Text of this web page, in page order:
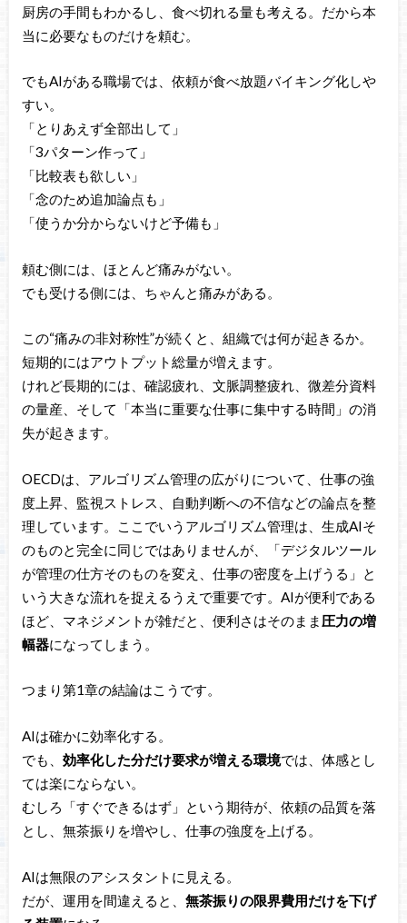
厨房の手間もわかるし、食べ切れる量も考える。だから本
当に必要なものだけを頼む。
でもAIがある職場では、依頼が食べ放題バイキング化しや
すい。
「とりあえず全部出して」
「3パターン作って」
「比較表も欲しい」
「念のため追加論点も」
「使うか分からないけど予備も」
頼む側には、ほとんど痛みがない。
でも受ける側には、ちゃんと痛みがある。
この“痛みの非対称性”が続くと、組織では何が起きるか。
短期的にはアウトプット総量が増えます。
けれど長期的には、確認疲れ、文脈調整疲れ、微差分資料
の量産、そして「本当に重要な仕事に集中する時間」の消
失が起きます。
OECDは、アルゴリズム管理の広がりについて、仕事の強
度上昇、監視ストレス、自動判断への不信などの論点を整
理しています。ここでいうアルゴリズム管理は、生成AIそ
のものと完全に同じではありませんが、「デジタルツール
が管理の仕方そのものを変え、仕事の密度を上げうる」と
いう大きな流れを捉えるうえで重要です。AIが便利である
ほど、マネジメントが雑だと、便利さはそのまま 圧力の増
幅器になってしまう。
つまり第1章の結論はこうです。
AIは確かに効率化する。
でも、 効率化した分だけ要求が増える環境では、体感とし
ては楽にならない。
むしろ「すぐできるはず」という期待が、依頼の品質を落
とし、無茶振りを増やし、仕事の強度を上げる。
AIは無限のアシスタントに見える。
だが、運用を間違えると、 無茶振りの限界費用だけを下げ